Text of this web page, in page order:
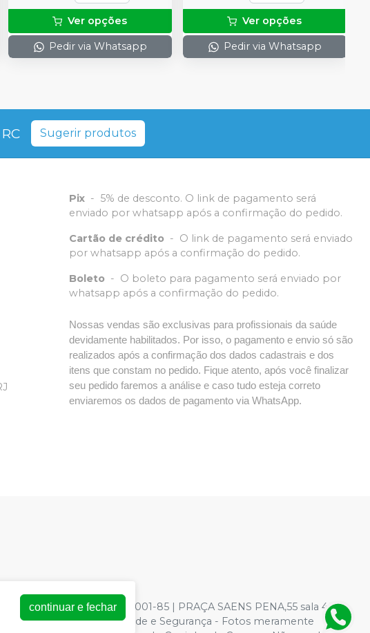
Ver opções
Pedir via Whatsapp
Ver opções
Pedir via Whatsapp
Sugerir produtos
Pix - 5% de desconto. O link de pagamento será
enviado por whatsapp após a confirmação do pedido.
Cartão de crédito - O link de pagamento será enviado
por whatsapp após a confirmação do pedido.
Boleto - O boleto para pagamento será enviado por
whatsapp após a confirmação do pedido.
Nossas vendas são exclusivas para profissionais da saúde
devidamente habilitados. Por isso, o pagamento e envio só são
realizados após a confirmação dos dados cadastrais e dos
itens que constam no pedido. Fique atento, após você finalizar
seu pedido faremos a análise e caso tudo esteja correto
enviaremos os dados de pagamento via WhatsApp.
| CNPJ: 73.966.590/0001-85 | PRAÇA SAENS PENA,55 sala 403 -
| Política de Privacidade e Segurança - Fotos meramente
continuar e fechar